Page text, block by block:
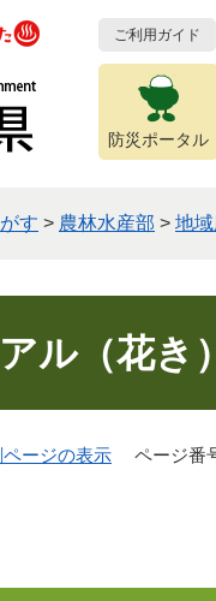
ご利用ガイド
防災ポータル
す > 農林水産部 > 地
ル（花き）
ページの表示 ページ番